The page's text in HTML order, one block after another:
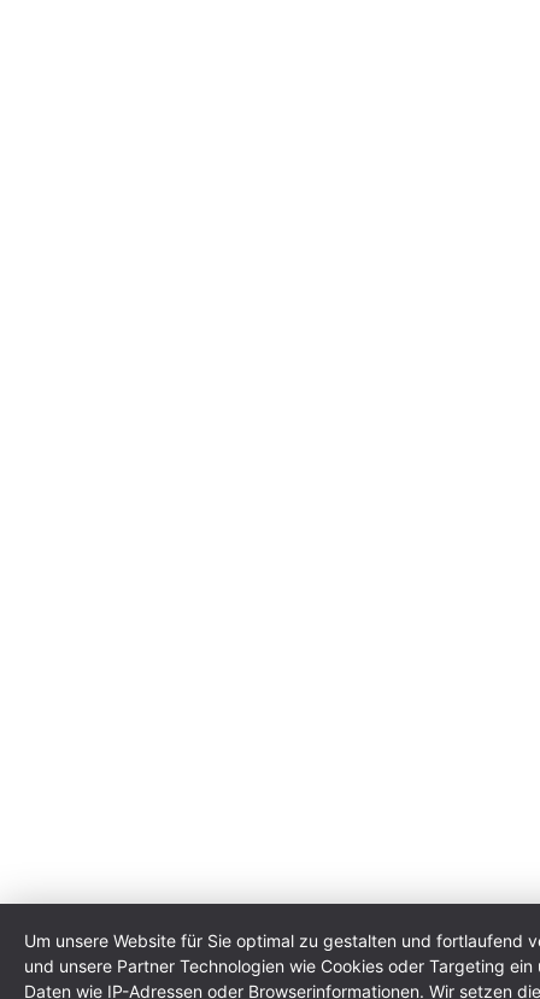
Um unsere Website für Sie optimal zu gestalten und fortlaufend
und unsere Partner Technologien wie Cookies oder Targeting
Daten wie IP-Adressen oder Browserinformationen. Wir setzen